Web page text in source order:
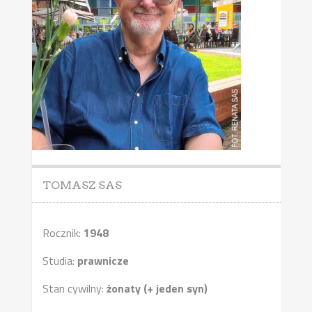
TOMASZ SAS
Rocznik: 1948
Studia: prawnicze
Stan cywilny: żonaty (+ jeden syn)